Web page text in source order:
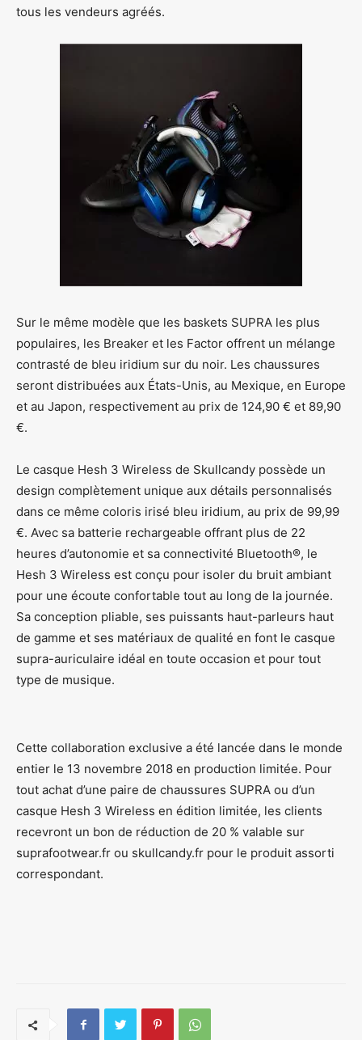
tous les vendeurs agréés.
Sur le même modèle que les baskets SUPRA les plus
populaires, les Breaker et les Factor offrent un mélange
contrasté de bleu iridium sur du noir. Les chaussures
seront distribuées aux États-Unis, au Mexique, en Europe
et au Japon, respectivement au prix de 124,90 € et 89,90
€.
Le casque Hesh 3 Wireless de Skullcandy possède un
design complètement unique aux détails personnalisés
dans ce même coloris irisé bleu iridium, au prix de 99,99
€. Avec sa batterie rechargeable offrant plus de 22
heures d’autonomie et sa connectivité Bluetooth®, le
Hesh 3 Wireless est conçu pour isoler du bruit ambiant
pour une écoute confortable tout au long de la journée.
Sa conception pliable, ses puissants haut-parleurs haut
de gamme et ses matériaux de qualité en font le casque
supra-auriculaire idéal en toute occasion et pour tout
type de musique.
Cette collaboration exclusive a été lancée dans le monde
entier le 13 novembre 2018 en production limitée. Pour
tout achat d’une paire de chaussures SUPRA ou d’un
casque Hesh 3 Wireless en édition limitée, les clients
recevront un bon de réduction de 20 % valable sur
suprafootwear.fr ou skullcandy.fr pour le produit assorti
correspondant.